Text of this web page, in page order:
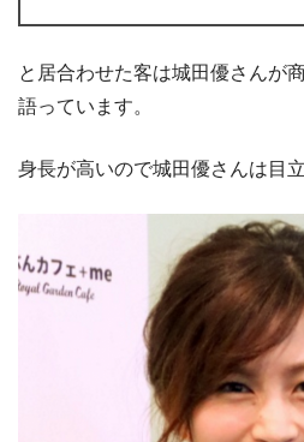
と居合わせた客は城田優さんが
語っています。
身長が高いので城田優さんは目